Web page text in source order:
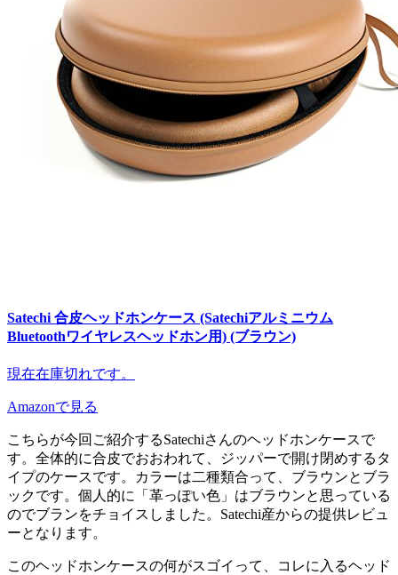
Satechi 合皮ヘッドホンケース (Satechiアルミニウム
Bluetoothワイヤレスヘッドホン用) (ブラウン)
現在在庫切れです。
Amazonで見る
こちらが今回ご紹介するSatechiさんのヘッドホンケースで
す。全体的に合皮でおおわれて、ジッパーで開け閉めするタ
イプのケースです。カラーは二種類合って、ブラウンとブラ
ックです。個人的に「革っぽい色」はブラウンと思っている
のでブランをチョイスしました。Satechi産からの提供レビュ
ーとなります。
このヘッドホンケースの何がスゴイって、コレに入るヘッド